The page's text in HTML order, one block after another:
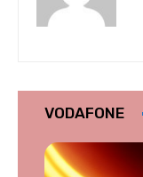
VODAFONE